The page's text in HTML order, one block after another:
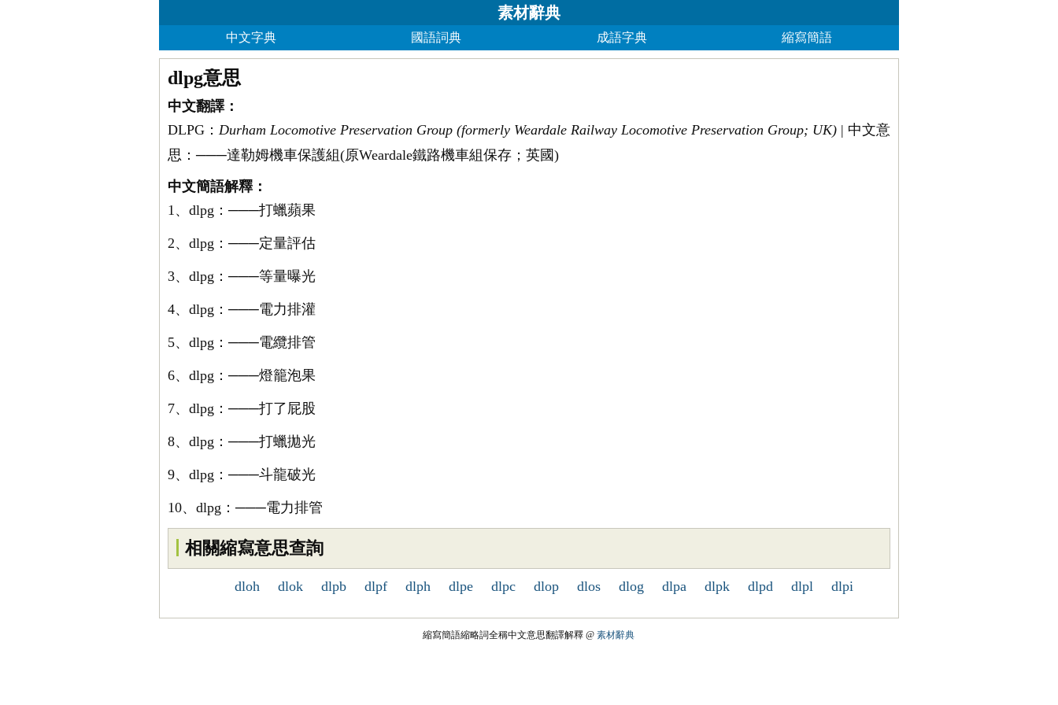
素材辭典
中文字典 國語詞典 成語字典 縮寫簡語
dlpg意思
中文翻譯：
DLPG： Durham Locomotive Preservation Group (formerly Weardale Railway Locomotive Preservation Group; UK)| 中文意
思：───達勒姆機車保護組(原Weardale鐵路機車組保存；英國)
中文簡語解釋：
1、dlpg：───打蠟蘋果
2、dlpg：───定量評估
3、dlpg：───等量曝光
4、dlpg：───電力排灌
5、dlpg：───電纜排管
6、dlpg：───燈籠泡果
7、dlpg：───打了屁股
8、dlpg：───打蠟拋光
9、dlpg：───斗龍破光
10、dlpg：───電力排管
相關縮寫意思查詢
dloh dlok dlpb dlpf dlph dlpe dlpc dlop dlos dlog dlpa dlpk dlpd dlpl dlpi
縮寫簡語縮略詞全稱中文意思翻譯解釋 @素材辭典